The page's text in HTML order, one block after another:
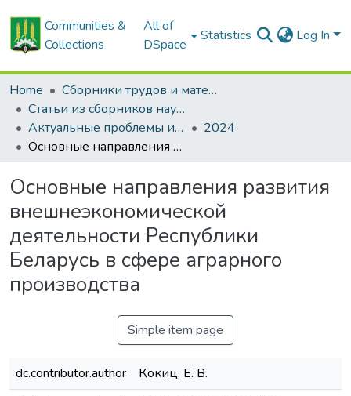
Communities &
Collections
All of
DSpace
Statistics Log In
Home
Сборники трудов и материалов конференций
Статьи из сборников научных трудов
Актуальные проблемы инновационного развития агропромышленного комплекса Беларуси
2024
Основные направления развития внешнеэкономической деятельности Республики Беларусь в сфере аграрного производства
Основные направления развития
внешнеэкономической
деятельности Республики
Беларусь в сфере аграрного
производства
Simple item page
dc.contributor.author
Кокиц, Е. В.